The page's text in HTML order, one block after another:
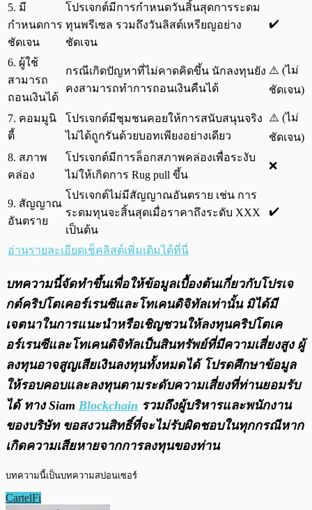
5. มี
กำหนดการ
ชัดเจน
โปรเจกต์มีการกำหนดวันสิ้นสุดการระดม
ทุนพรีเซล รวมถึงวันลิสต์เหรียญอย่าง
ชัดเจน
✔️
6. ผู้ใช้
สามารถ
ถอนเงินได้
กรณีเกิดปัญหาที่ไม่คาดคิดขึ้น นักลงทุนยัง
คงสามารถทำการถอนเงินคืนได้
⚠️ (ไม่
ชัดเจน)
7. คอมมูนิ
ตี้
โปรเจกต์มีชุมชนคอยให้การสนับสนุนจริง
ไม่ได้ถูกรันด้วยบอทเพียงอย่างเดียว
⚠️ (ไม่
ชัดเจน)
8. สภาพ
คล่อง
โปรเจกต์มีการล็อกสภาพคล่องเพื่อระงับ
ไม่ให้เกิดการ Rug pull ขึ้น
❌
9. สัญญาณ
อันตราย
โปรเจกต์ไม่มีสัญญาณอันตราย เช่น การ
ระดมทุนจะสิ้นสุดเมื่อราคาถึงระดับ XXX
เป็นต้น
✔️
อ่านรายละเอียดเช็คลิสต์เพิ่มเติมได้ที่นี่
บทความนี้จัดทำขึ้นเพื่อให้ข้อมูลเบื้องต้นเกี่ยวกับโปรเจ
กต์คริปโตเคอร์เรนซีและโทเคนดิจิทัลเท่านั้น มิได้มี
เจตนาในการแนะนำหรือเชิญชวนให้ลงทุนคริปโตเค
อร์เรนซีและโทเคนดิจิทัลเป็นสินทรัพย์ที่มีความเสี่ยงสูง ผู้
ลงทุนอาจสูญเสียเงินลงทุนทั้งหมดได้ โปรดศึกษาข้อมูล
ให้รอบคอบและลงทุนตามระดับความเสี่ยงที่ท่านยอมรับ
ได้ ทาง Siam Blockchain รวมถึงผู้บริหารและพนักงาน
ของบริษัท ขอสงวนสิทธิ์ที่จะไม่รับผิดชอบในทุกกรณีหาก
เกิดความเสียหายจากการลงทุนของท่าน
บทความนี้เป็นบทความสปอนเซอร์
CartelFi